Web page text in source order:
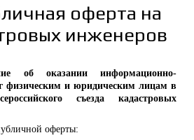
оферта на
инженеров
об оказании информационно-
физическим и юридическим лицам в
съезда кадастровых
оферты: